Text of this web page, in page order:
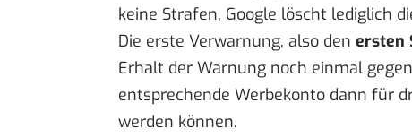
keine Strafen, Google löscht lediglich
Die erste Verwarnung, also den ersten
Erhalt der Warnung noch einmal
entsprechende Werbekonto dann für
werden können.